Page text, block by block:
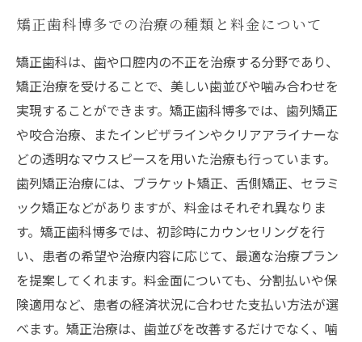
矯正歯科博多での治療の種類と料金について
矯正歯科は、歯や口腔内の不正を治療する分野であり、
矯正治療を受けることで、美しい歯並びや噛み合わせを
実現することができます。矯正歯科博多では、歯列矯正
や咬合治療、またインビザラインやクリアアライナーな
どの透明なマウスピースを用いた治療も行っています。
歯列矯正治療には、ブラケット矯正、舌側矯正、セラミ
ック矯正などがありますが、料金はそれぞれ異なりま
す。矯正歯科博多では、初診時にカウンセリングを行
い、患者の希望や治療内容に応じて、最適な治療プラン
を提案してくれます。料金面についても、分割払いや保
険適用など、患者の経済状況に合わせた支払い方法が選
べます。矯正治療は、歯並びを改善するだけでなく、噛